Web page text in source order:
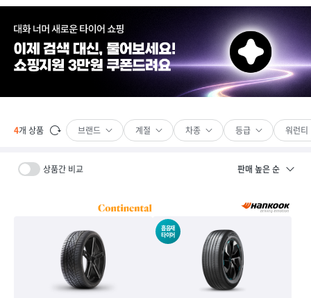
4개 상품 브랜드 계절 차종 등급 워런티
상품간 비교
흡음재
타이어